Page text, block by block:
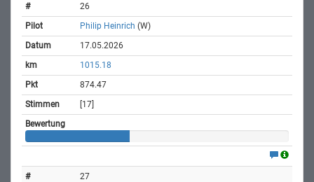
26
Philip Heinrich (W)
17.05.2026
1015.18
874.47
[17]
27